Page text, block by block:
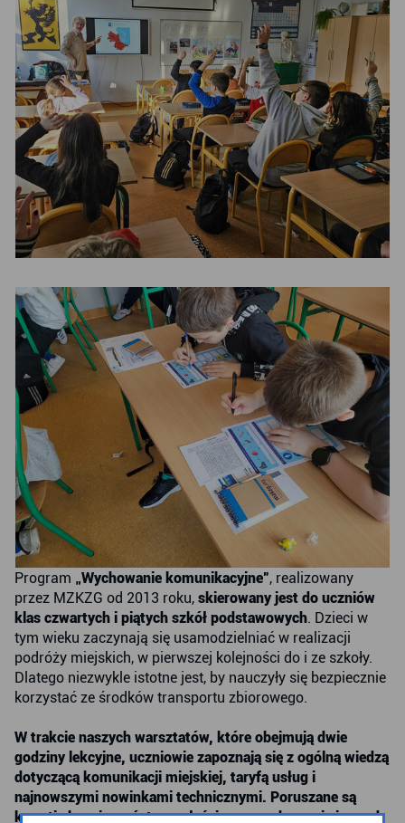
Program „Wychowanie komunikacyjne”, realizowany
przez MZKZG od 2013 roku, skierowany jest do uczniów
klas czwartych i piątych szkół podstawowych. Dzieci w
tym wieku zaczynają się usamodzielniać w realizacji
podróży miejskich, w pierwszej kolejności do i ze szkoły.
Dlatego niezwykle istotne jest, by nauczyły się bezpiecznie
korzystać ze środków transportu zbiorowego.
W trakcie naszych warsztatów, które obejmują dwie
godziny lekcyjne, uczniowie zapoznają się z ogólną wiedzą
dotyczącą komunikacji miejskiej, taryfą usług i
najnowszymi nowinkami technicznymi. Poruszane są
kwestie bezpieczeństwa, właściwego zachowania i zasad